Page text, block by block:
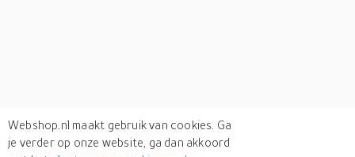
Webshop.nl maakt gebruik van cookies. Ga
je verder op onze website, ga dan akkoord